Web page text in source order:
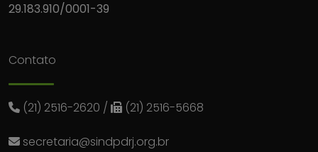
29.183.910/0001-39
Contato
(21) 2516-2620 / (21) 2516-5668
secretaria@sindpdrj.org.br